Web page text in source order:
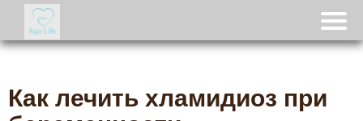
Как лечить хламидиоз при